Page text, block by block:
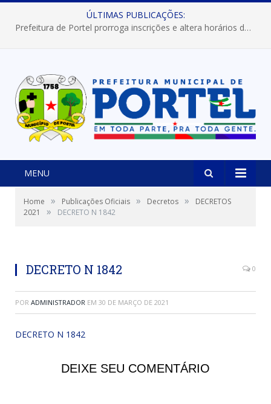
ÚLTIMAS PUBLICAÇÕES:
Prefeitura de Portel prorroga inscrições e altera horários dos concursos “Musa” e “Miss Mix Verão 2026”
MENU
Home » Publicações Oficiais » Decretos »
DECRETOS
2021
» DECRETO N 1842
DECRETO N 1842 0
POR ADMINISTRADOR EM 30 DE MARÇO DE 2021
DECRETO N 1842
DEIXE SEU COMENTÁRIO